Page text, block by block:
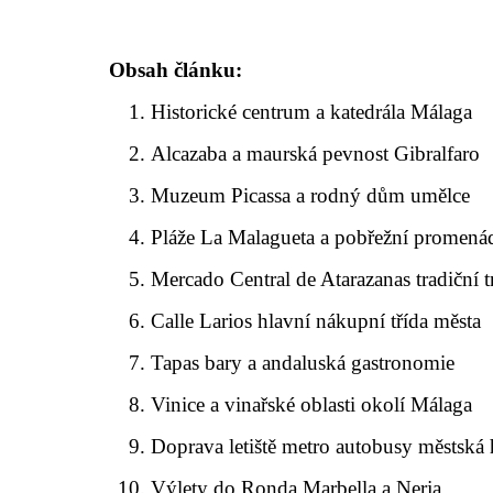
Obsah článku:
Historické centrum a katedrála Málaga
Alcazaba a maurská pevnost Gibralfaro
Muzeum Picassa a rodný dům umělce
Pláže La Malagueta a pobřežní
Mercado Central de Atarazanas tradiční
Calle Larios hlavní nákupní třída města
Tapas bary a andaluská gastronomie
Vinice a vinařské oblasti okolí Málaga
Doprava letiště metro autobusy městská
Výlety do Ronda Marbella a Nerja